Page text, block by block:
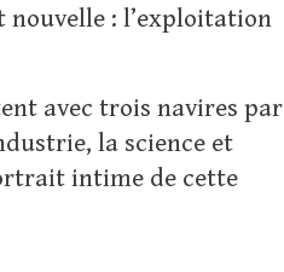
: l’exploitation
avec trois navires par
la science et
intime de cette